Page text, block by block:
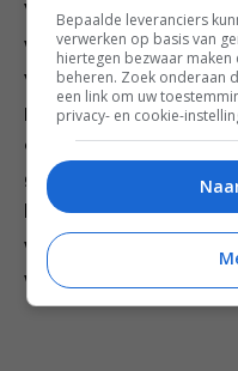
Variatie: deze gnudi
worden door er een
voegen.
paddenstoelen of een
combinatie met de
goed. In de zomer kun
basilicumblaadjes
winter zou je de
wijn af kunnen blussen
Bepaalde leveranciers
verwerken op basis van
hiertegen bezwaar
beheren. Zoek onderaan
een link om uw
privacy- en cookie-